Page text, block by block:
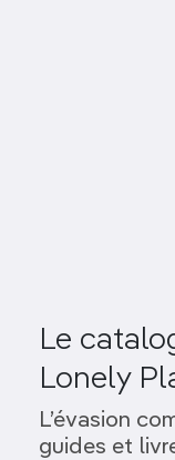
Le
Lonely
L’évasion
guides et